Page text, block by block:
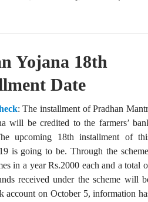
Yojana 18th
Date
: The installment of Pradhan
will be credited to the farmers’
upcoming 18th installment of
is going to be. Through the
in a year Rs.2000 each and a total
received under the scheme will
account on October 5, information